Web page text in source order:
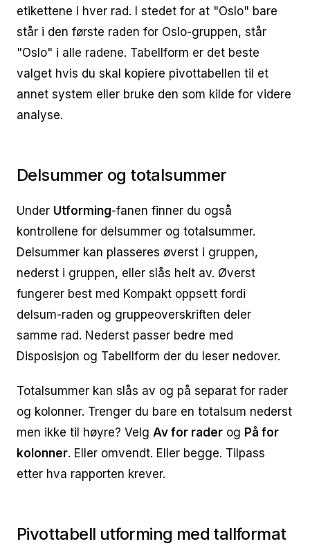
etikettene i hver rad. I stedet for at "Oslo" bare
står i den første raden for Oslo-gruppen, står
"Oslo" i alle radene. Tabellform er det beste
valget hvis du skal kopiere pivottabellen til et
annet system eller bruke den som kilde for videre
analyse.
Delsummer og totalsummer
Under Utforming-fanen finner du også
kontrollene for delsummer og totalsummer.
Delsummer kan plasseres øverst i gruppen,
nederst i gruppen, eller slås helt av. Øverst
fungerer best med Kompakt oppsett fordi
delsum-raden og gruppeoverskriften deler
samme rad. Nederst passer bedre med
Disposisjon og Tabellform der du leser nedover.
Totalsummer kan slås av og på separat for rader
og kolonner. Trenger du bare en totalsum nederst
men ikke til høyre? Velg Av for rader og På for
kolonner. Eller omvendt. Eller begge. Tilpass
etter hva rapporten krever.
Pivottabell utforming med tallformat